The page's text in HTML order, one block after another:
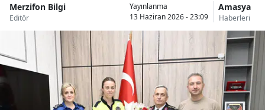
Merzifon Bilgi
Editör
Yayınlanma
13 Haziran 2026 - 23:09
Amasya
Haberleri